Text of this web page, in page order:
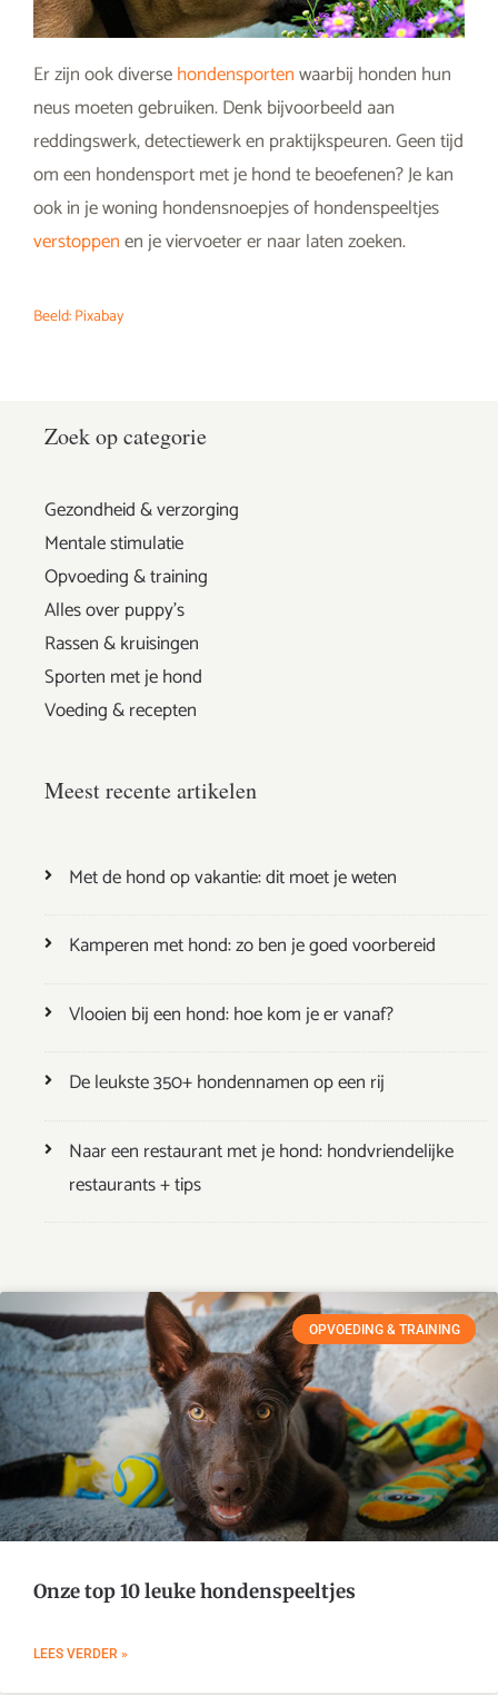
Er zijn ook diversehondensportenwaarbij honden hun
neus moeten gebruiken. Denk bijvoorbeeld aan
reddingswerk, detectiewerk en praktijkspeuren. Geen tijd
om een hondensport met je hond te beoefenen? Je kan
ook in je woning hondensnoepjes of hondenspeeltjes
verstoppenen je viervoeter er naar laten zoeken.
Beeld: Pixabay
Zoek op categorie
Gezondheid & verzorging
Mentale stimulatie
Opvoeding & training
Alles over puppy's
Rassen & kruisingen
Sporten met je hond
Voeding & recepten
Meest recente artikelen
Met de hond op vakantie: dit moet je weten
Kamperen met hond: zo ben je goed voorbereid
Vlooien bij een hond: hoe kom je er vanaf?
De leukste 350+ hondennamen op een rij
Naar een restaurant met je hond: hondvriendelijke
restaurants + tips
OPVOEDING & TRAINING
Onze top 10 leuke hondenspeeltjes
LEES VERDER »